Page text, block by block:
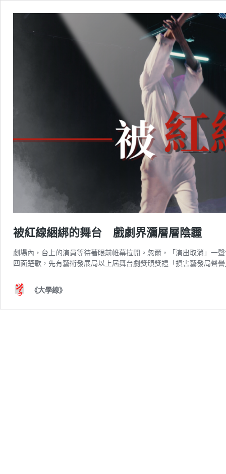
被紅線綑綁的舞台 戲劇界瀰層層陰霾
劇場內，台上的演員等待著眼前帷幕拉開。忽爾，「演出取消」一
四面楚歌，先有藝術發展局以上屆舞台劇獎頒獎禮「損害藝發局聲
《大學線》